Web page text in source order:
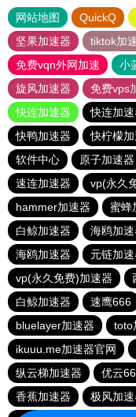
网站地图 QuickQ
坚果加速器
tiktok加
免费vqn外网加速
小
旋风加速器
免费vps
快连加速器
快连加
快鸭加速器
快柠檬
软件中心
原子加速器
速连加速器
vp(永久
hammer加速器
蜜蜂
白鲸加速器
海鸥加速
海鸥加速器
元链加速
vp(永久免费)加速器
白鲸加速器
速鹰666
bluelayer加速器
toto
ikuuu.me加速器官网
纵云梯加速器
优云
香蕉加速器
极风加速